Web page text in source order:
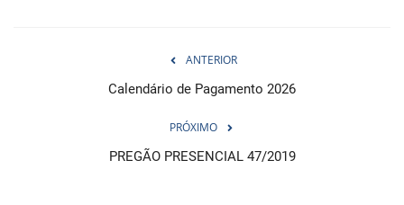
ANTERIOR
Calendário de Pagamento 2026
PRÓXIMO
PREGÃO PRESENCIAL 47/2019